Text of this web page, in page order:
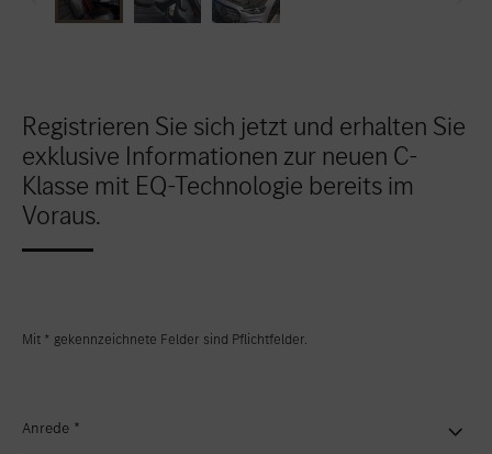
Registrieren Sie sich jetzt und erhalten Sie
exklusive Informationen zur neuen C-
Klasse mit EQ-Technologie bereits im
Voraus.
Mit * gekennzeichnete Felder sind Pflichtfelder.
Anrede *